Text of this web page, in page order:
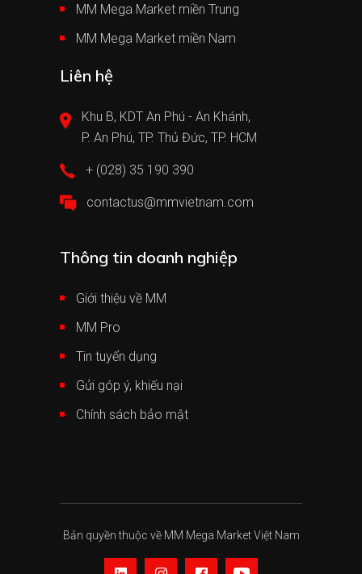
MM Mega Market miền Trung
MM Mega Market miền Nam
Liên hệ
Khu B, KDT An Phú - An Khánh,
P. An Phú, TP. Thủ Đức, TP. HCM
+ (028) 35 190 390
contactus@mmvietnam.com
Thông tin doanh nghiệp
Giới thiệu về MM
MM Pro
Tin tuyển dụng
Gửi góp ý, khiếu nại
Chính sách bảo mật
Bản quyền thuộc về MM Mega Market Việt Nam